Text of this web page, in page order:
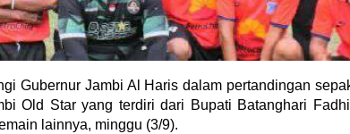
Gubernur Jambi Al Haris dalam pertandingan
Old Star yang terdiri dari Bupati Batanghari Fadhil
lainnya, minggu (3/9).